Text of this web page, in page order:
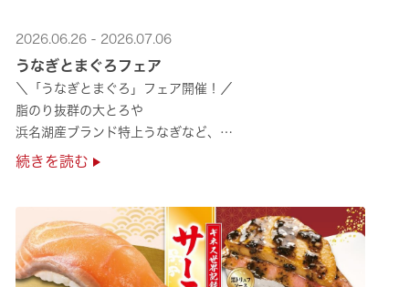
2026.06.26 - 2026.07.06
うなぎとまぐろフェア
＼「うなぎとまぐろ」フェア開催！／
脂のり抜群の大とろや
浜名湖産ブランド特上うなぎなど、
夏のスタミナ補給にぴったりのメニューが勢揃い✨
続きを読む